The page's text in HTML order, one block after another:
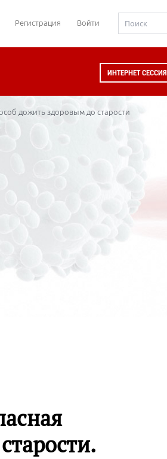
Регистрация Войти
ИНТЕРНЕТ СЕССИЯ
дожить здоровым до старости